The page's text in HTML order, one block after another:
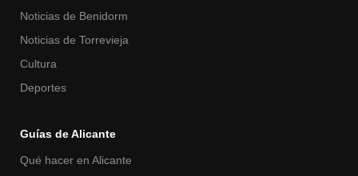
Noticias de Benidorm
Noticias de Torrevieja
Cultura
Deportes
Guías de Alicante
Qué hacer en Alicante